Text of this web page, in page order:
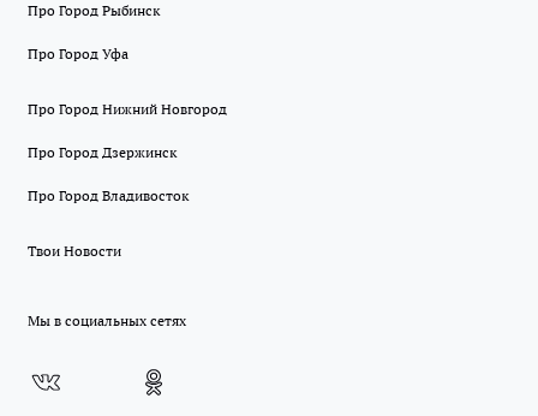
Про Город Рыбинск
Про Город Уфа
Про Город Нижний Новгород
Про Город Дзержинск
Про Город Владивосток
Твои Новости
Мы в социальных сетях